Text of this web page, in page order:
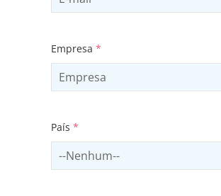
Empresa *
País *
Select country